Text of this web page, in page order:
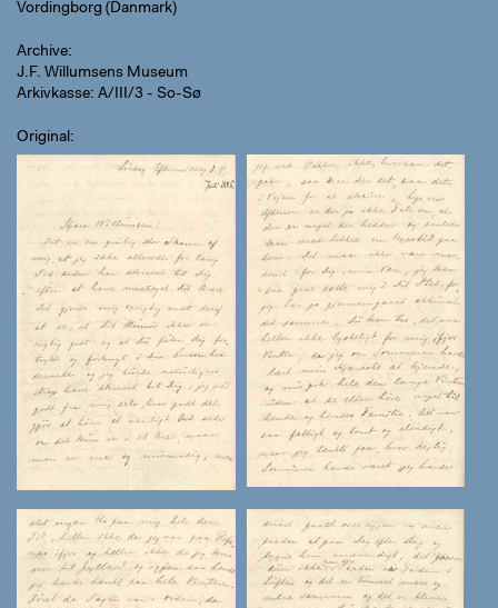
Vordingborg (Danmark)
Archive
J.F. Willumsens Museum
Arkivkasse: A/III/3 - So-Sø
Original